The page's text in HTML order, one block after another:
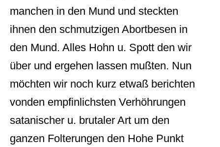
manchen in den Mund und steckten
ihnen den schmutzigen Abortbesen in
den Mund. Alles Hohn u. Spott den wir
über und ergehen lassen mußten. Nun
möchten wir noch kurz etwaß berichten
vonden empfinlichsten Verhöhrungen
satanischer u. brutaler Art um den
ganzen Folterungen den Hohe Punkt